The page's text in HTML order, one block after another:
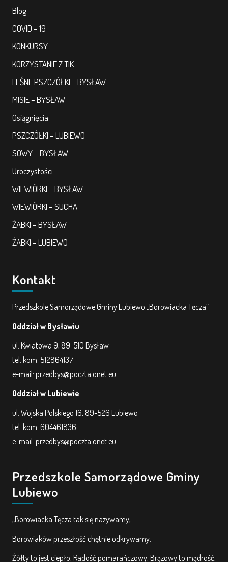
ROCZNY PLAN PRACY
KORZYSTANIE Z TIK
PROGRAMY
UROCZYSTOŚCI
OSIĄGNIĘCIA
KONKURSY
KĄCIK DLA RODZICÓW
PORADY DLA RODZICÓW
REKRUTACJA
DOKUMENTY DO POBRANIA
OBIADY
COVID – 19
BIP
Blog
COVID – 19
KONKURSY
KORZYSTANIE Z TIK
LEŚNE PSZCZÓŁKI – BYSŁAW
MISIE – BYSŁAW
Osiągnięcia
PSZCZÓŁKI – LUBIEWO
SOWY – BYSŁAW
Uroczystości
WIEWIÓRKI – BYSŁAW
WIEWIÓRKI – SUCHA
ŻABKI – BYSŁAW
ŻABKI – LUBIEWO
Kontakt
Przedszkole Samorządowe Gminy Lubiewo „Borowiacka Tęcza”
Oddział w Bysławiu
ul. Kwiatowa 9, 89-510 Bysław
tel. kom. 512864137
e-mail: przedbys@poczta.onet.eu
Oddział w Lubiewie
ul. Wojska Polskiego 16, 89-526 Lubiewo
tel. kom. 604461836
e-mail: przedbys@poczta.onet.eu
Przedszkole Samorządowe Gminy
Lubiewo
„Borowiacka Tęcza tak się nazywamy,
Borowiaków przeszłość chętnie odkrywamy.
Żółty to jest ciepło, Radość pomarańczowy, Brązowy to mądrość,